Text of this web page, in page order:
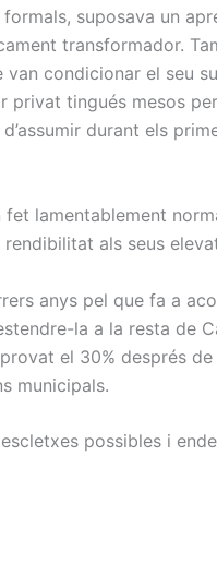
suposava un
transformador.
condicionar el seu
privat tingués mesos
durant els
fet lamentablement
als seus
anys pel que fa a
la a la resta de
el 30% després de
municipals.
possibles i